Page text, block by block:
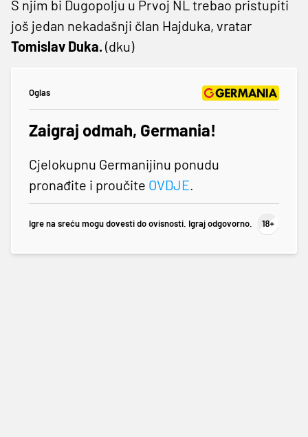
S njim bi Dugopolju u Prvoj NL trebao pristupiti
još jedan nekadašnji član Hajduka, vratar
Tomislav Duka.(dku)
Oglas
Zaigraj odmah, Germania!
Cjelokupnu Germanijinu ponudu
pronađite i proučite OVDJE.
Igre na sreću mogu dovesti do ovisnosti. Igraj odgovorno.